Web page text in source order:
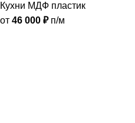
Кухни МДФ пластик
от 46 000 ₽п/м